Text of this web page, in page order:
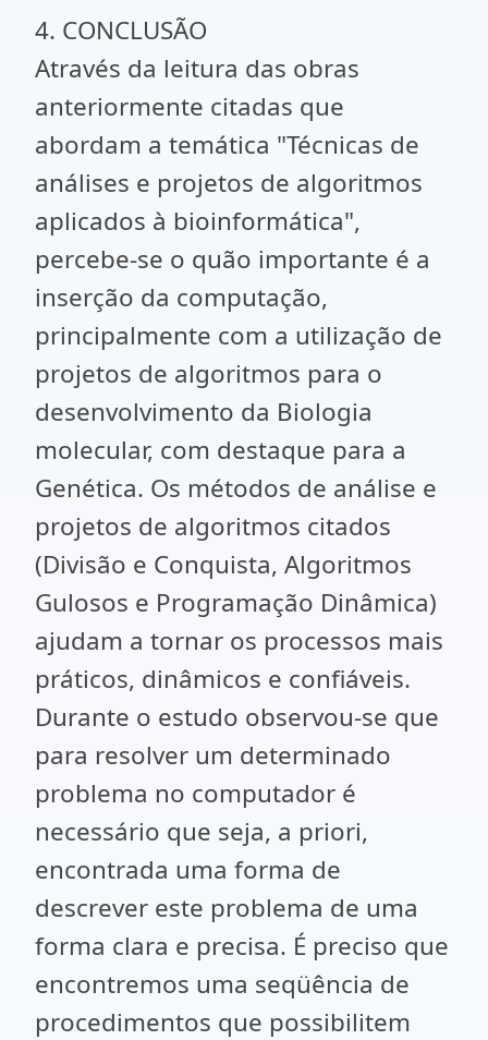
4. CONCLUSÃO
Através da leitura das obras
anteriormente citadas que
abordam a temática "Técnicas de
análises e projetos de algoritmos
aplicados à bioinformática",
percebe-se o quão importante é a
inserção da computação,
principalmente com a utilização de
projetos de algoritmos para o
desenvolvimento da Biologia
molecular, com destaque para a
Genética. Os métodos de análise e
projetos de algoritmos citados
(Divisão e Conquista, Algoritmos
Gulosos e Programação Dinâmica)
ajudam a tornar os processos mais
práticos, dinâmicos e confiáveis.
Durante o estudo observou-se que
para resolver um determinado
problema no computador é
necessário que seja, a priori,
encontrada uma forma de
descrever este problema de uma
forma clara e precisa. É preciso que
encontremos uma seqüência de
procedimentos que possibilitem